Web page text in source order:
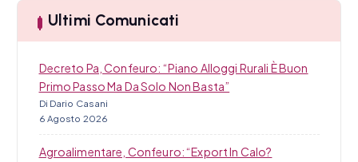
Ultimi Comunicati
Decreto Pa, Confeuro: “Piano Alloggi Rurali È Buon
Primo Passo Ma Da Solo Non Basta”
Di Dario Casani
6 Agosto 2026
Agroalimentare, Confeuro: “Export In Calo?